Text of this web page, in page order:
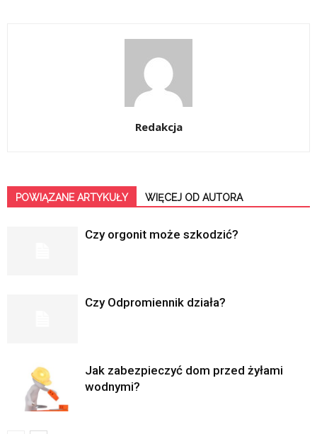
Redakcja
POWIĄZANE ARTYKUŁY WIĘCEJ OD AUTORA
Czy orgonit może szkodzić?
Czy Odpromiennik działa?
Jak zabezpieczyć dom przed żyłami
wodnymi?